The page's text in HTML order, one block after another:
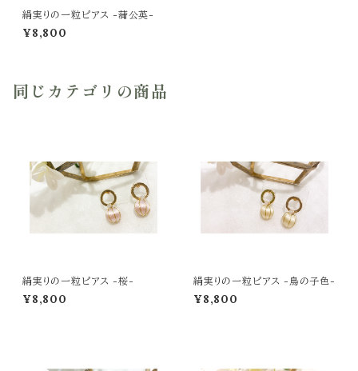
絹実りの一粒ピアス -蒲公英-
¥8,800
同じカテゴリの商品
絹実りの一粒ピアス -桜-
¥8,800
絹実りの一粒ピアス -鳥の子色-
¥8,800